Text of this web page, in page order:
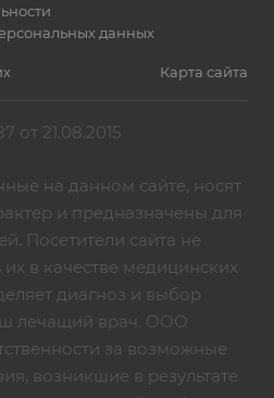
данных
Карта сайта
от 21.08.2015
на данном сайте, носят
и предназначены для
Посетители сайта не
в качестве медицинских
диагноз и выбор
лечащий врач. ООО
за возможные
возникшие в результате